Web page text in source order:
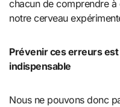
chacun de comprendre
notre cerveau
Prévenir ces erreurs
indispensable
Nous ne pouvons donc